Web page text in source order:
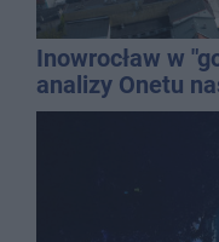
Inowrocław w
analizy Onetu
najbardziej